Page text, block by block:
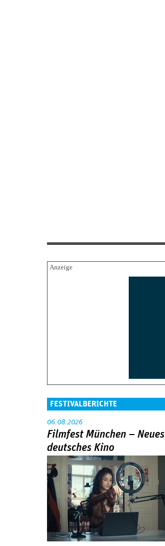
FESTIVALBERICHTE
06.08.2026
Filmfest München – Neues
deutsches Kino